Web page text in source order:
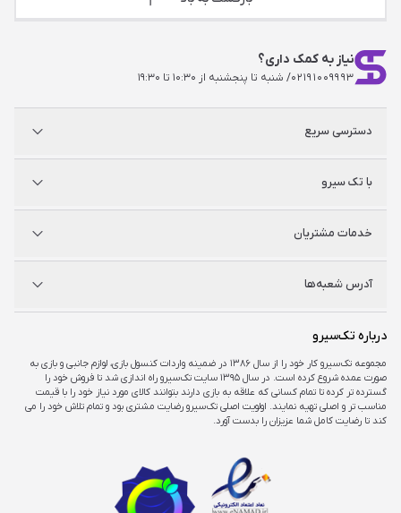
نیاز به کمک داری؟
۰۲۱۹۱۰۰۹۹۹۳/ شنبه تا پنجشنبه از ۱۰:۳۰ تا ۱۹:۳۰
دسترسی سریع
ایکس‌باکس
شگفت سیرو
با تک سیرو
راه‌های ارتباطی
مجله خبری
خدمات مشتریان
راهنمای اکانت‌ها
شرایط و قوانین
آدرس شعبه‌ها
شعبه مرکزی
شعبه چارسو
تهران، خیابان جمهوری، تقاطع حافظ، پاساژ چارسو، طبقه منفی یک، پلاک A۴۸
شعبه اپال
درباره تک‌سیرو
مجموعه تک‌سیرو کار خود را از سال ۱۳۸۶ در ضمینه واردات کنسول بازی، لوازم جانبی و بازی به
صورت عمده شروع کرده است. در سال ۱۳۹۵ سایت تک‌سیرو راه اندازی شد تا فروش خود را
گسترده تر کرده تا تمام کسانی که علاقه به بازی دارند بتوانند کالای مورد نیاز خود را با قیمت
مناسب تر و اصلی تهیه نمایند. اولویت اصلی تک‌سیرو رضایت مشتری بود و تمام تلاش خود را می
کند تا رضایت کامل شما عزیزان را بدست آورد.